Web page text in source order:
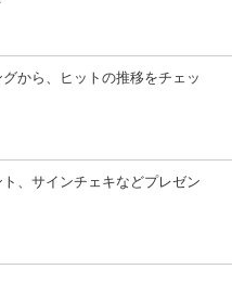
から、ヒットの推移をチェッ
、サインチェキなどプレゼン